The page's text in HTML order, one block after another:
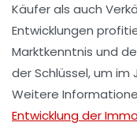
Käufer als auch
Entwicklungen
Marktkenntnis und
der Schlüssel, um im
Weitere
Entwicklung der